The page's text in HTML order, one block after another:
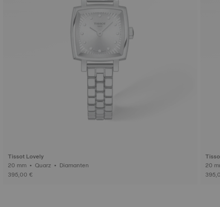
Tissot Lovely
20 mm • Quarz • Diamanten
395,00 €